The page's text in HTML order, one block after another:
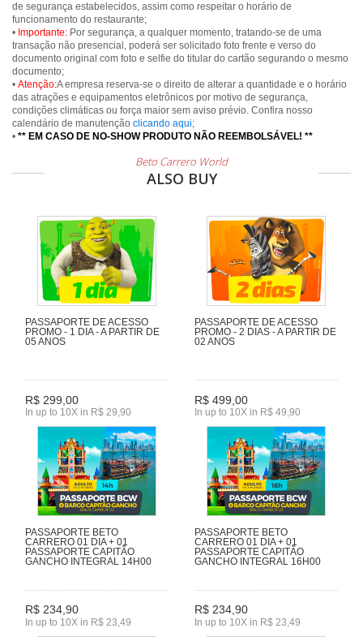
de segurança estabelecidos, assim como respeitar o horário de
funcionamento do restaurante;
• Importante: Por segurança, a qualquer momento, tratando-se de uma
transação não presencial, poderá ser solicitado foto frente e verso do
documento original com foto e selfie do titular do cartão segurando o mesmo
documento;
• Atenção:A empresa reserva-se o direito de alterar a quantidade e o horário
das atrações e equipamentos eletrônicos por motivo de segurança,
condições climáticas ou força maior sem aviso prévio. Confira nosso
calendário de manutenção clicando aqui;
• ** EM CASO DE NO-SHOW PRODUTO NÃO REEMBOLSÁVEL! **
Beto Carrero World
ALSO BUY
PASSAPORTE DE ACESSO
PROMO - 1 DIA - A PARTIR DE
05 ANOS
R$ 299,00
In up to 10X in R$ 29,90
PASSAPORTE DE ACESSO
PROMO - 2 DIAS - A PARTIR DE
02 ANOS
R$ 499,00
In up to 10X in R$ 49,90
PASSAPORTE BETO
CARRERO 01 DIA + 01
PASSAPORTE CAPITÃO
GANCHO INTEGRAL 14H00
R$ 234,90
In up to 10X in R$ 23,49
PASSAPORTE BETO
CARRERO 01 DIA + 01
PASSAPORTE CAPITÃO
GANCHO INTEGRAL 16H00
R$ 234,90
In up to 10X in R$ 23,49